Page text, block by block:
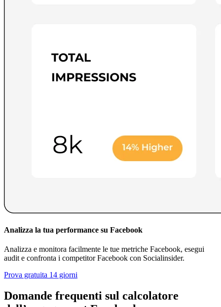
Analizza la tua performance su Facebook
Analizza e monitora facilmente le tue metriche Facebook, esegui
audit e confronta i competitor Facebook con Socialinsider.
Prova gratuita 14 giorni
Domande frequenti sul calcolatore